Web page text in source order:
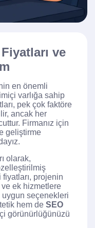
ve
en önemli
varlığa sahip
pek çok faktöre
ancak her
Firmanız için
geliştirme
olarak,
projenin
ve ek hizmetlere
seçenekleri
hem de SEO
görünürlüğünüzü